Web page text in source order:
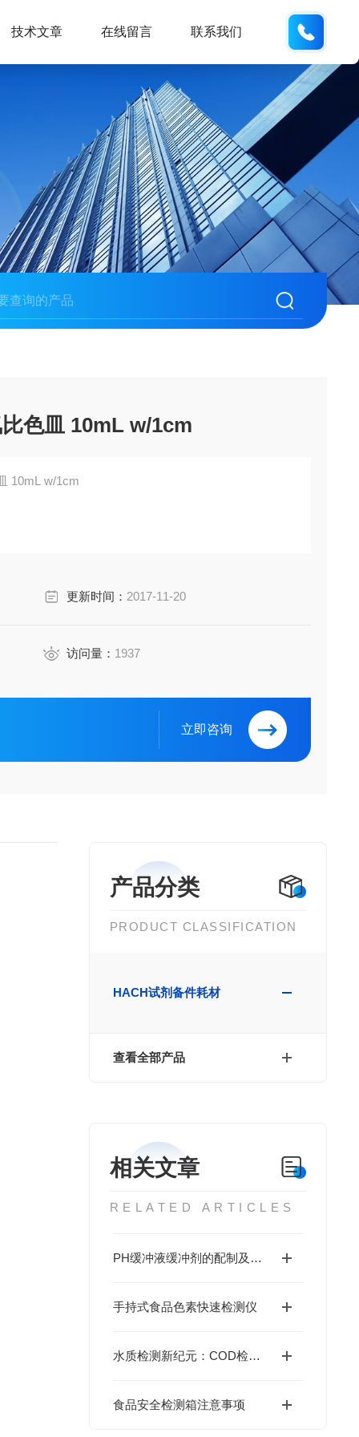
技术文章 在线留言 联系我们
色皿 10mL w/1cm
10mL w/1cm
更新时间： 2017-11-20
访问量： 1937
立即咨询
产品分类
PRODUCT CLASSIFICATION
HACH试剂备件耗材
查看全部产品
相关文章
RELATED ARTICLES
PH缓冲液缓冲剂的配制及其保存方法
手持式食品色素快速检测仪
水质检测新纪元：COD检测试剂让清澈水源触手可及
食品安全检测箱注意事项